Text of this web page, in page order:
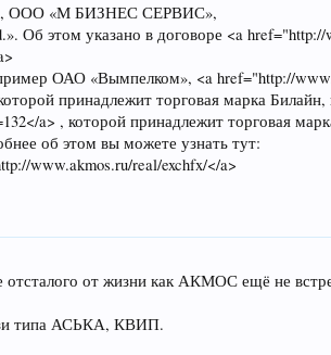
ООО «М БИЗНЕС СЕРВИС»,
Об этом указано в договоре <a href="http://
ОАО «Вымпелком», <a href="http://
принадлежит торговая марка
a> , которой принадлежит торговая
об этом вы можете узнать тут:
www.akmos.ru/real/exchfx/</a>
от жизни как АКМОС ещё не
типа АСЬКА, КВИП.